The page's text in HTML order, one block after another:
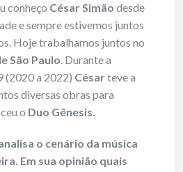
conheço César Simão desde
e sempre estivemos juntos
Hoje trabalhamos juntos no
São Paulo. Durante a
(2020 a 2022) Césarteve a
diversas obras para
o Duo Gênesis.
o cenário da música
Em sua opinião quais